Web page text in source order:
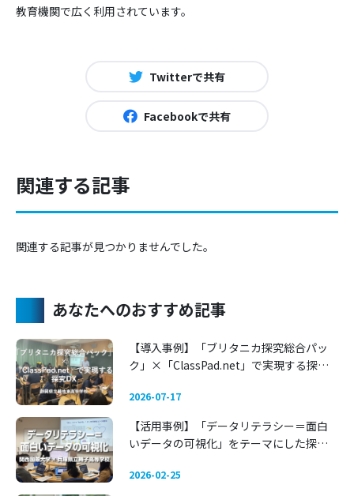
教育機関で広く利用されています。
Twitterで共有
Facebookで共有
関連する記事
関連する記事が見つかりませんでした。
あなたへのおすすめ記事
【導入事例】「ブリタニカ探究総合パッ
ク」×「ClassPad.net」で実現する探究
2026-07-17
【活用事例】「データリテラシー＝面白
いデータの可視化」をテーマにした探究
等学校
2026-02-25